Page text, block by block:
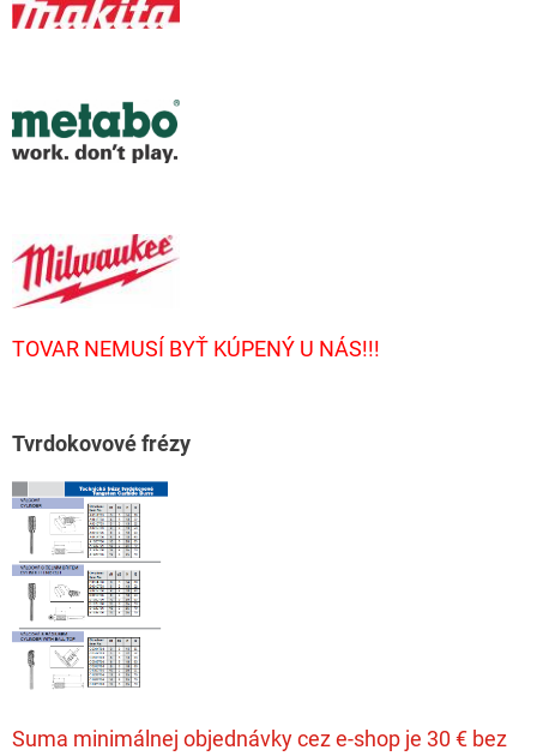
TOVAR NEMUSÍ BYŤ KÚPENÝ U NÁS!!!
Tvrdokovové frézy
Suma minimálnej objednávky cez e-shop je 30 € bez